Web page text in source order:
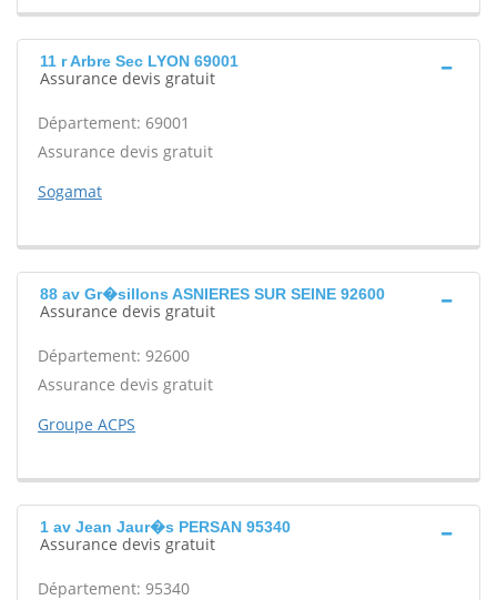
11 r Arbre Sec LYON 69001
Assurance devis gratuit
Département: 69001
Assurance devis gratuit
Sogamat
88 av Gr�sillons ASNIERES SUR SEINE 92600
Assurance devis gratuit
Département: 92600
Assurance devis gratuit
Groupe ACPS
1 av Jean Jaur�s PERSAN 95340
Assurance devis gratuit
Département: 95340